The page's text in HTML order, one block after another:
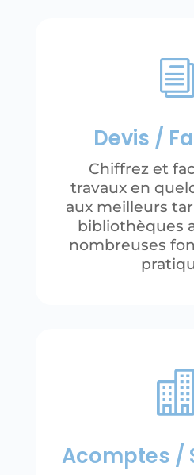
i
Devis /
Chiffrez et
travaux en
aux meilleurs
bibliothèques
nombreuses

Acomptes /